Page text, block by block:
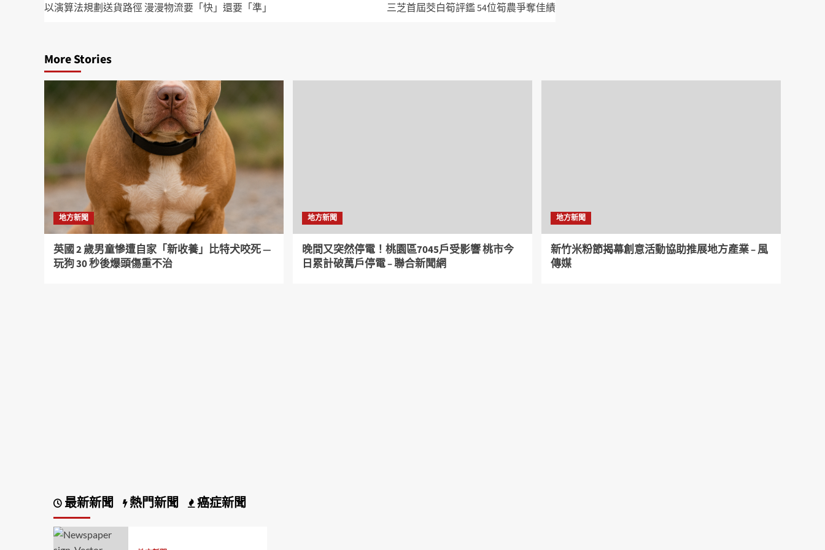
以演算法規劃送貨路徑 漫漫物流要「快」還要「準」 三芝首屆茭白筍評鑑 54位筍農爭奪佳績
More Stories
地方新聞
英國 2 歲男童慘遭自家「新收養」比特犬咬死 —
玩狗 30 秒後爆頭傷重不治
地方新聞
晚間又突然停電！桃園區7045戶受影響 桃市今
日累計破萬戶停電 – 聯合新聞網
地方新聞
新竹米粉節揭幕創意活動協助推展地方產業 – 風
傳媒
最新新聞 熱門新聞 癌症新聞